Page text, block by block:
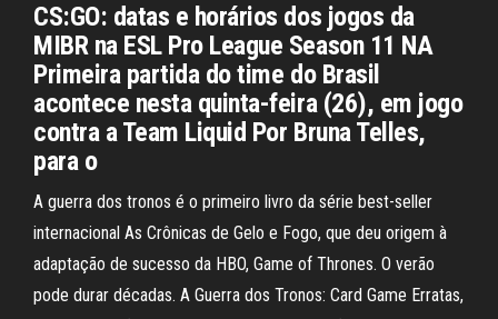
CS:GO: datas e horários dos jogos da
MIBR na ESL Pro League Season 11 NA
Primeira partida do time do Brasil
acontece nesta quinta-feira (26), em jogo
contra a Team Liquid Por Bruna Telles,
para o
A guerra dos tronos é o primeiro livro da série best-seller
internacional As Crônicas de Gelo e Fogo, que deu origem à
adaptação de sucesso da HBO, Game of Thrones. O verão
pode durar décadas. A Guerra dos Tronos: Card Game Erratas,